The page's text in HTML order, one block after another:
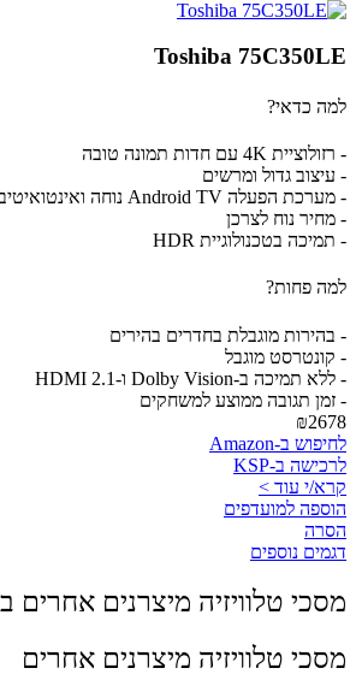
Toshiba 75C350LE
למה כדאי?
- רזולוציית 4K עם חדות תמונה טובה
- עיצוב גדול ומרשים
- מערכת הפעלה Android TV נוחה ואינטואיטיבית
- מחיר נוח לצרכן
- תמיכה בטכנולוגיית HDR
למה פחות?
- בהירות מוגבלת בחדרים בהירים
- קונטרסט מוגבל
- ללא תמיכה ב-Dolby Vision ו-HDMI 2.1
- זמן תגובה ממוצע למשחקים
₪2678
לחיפוש ב-Amazon
לרכישה ב-KSP
קרא/י עוד >
הוספה למועדפים
הסרה
דגמים נוספים
מסכי טלוויזיה מיצרנים אחרים
מסכי טלוויזיה מיצרנים אחרים